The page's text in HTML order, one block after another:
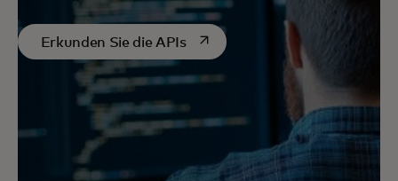
Erkunden Sie die APIsopens in a new tab